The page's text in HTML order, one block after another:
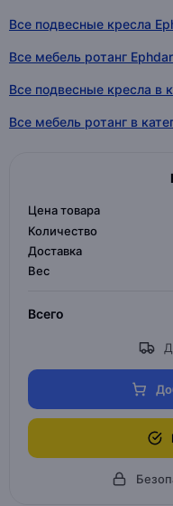
Все подвесные кресла
Все мебель ротанг
Все подвесные кресла в
Все мебель ротанг в
Цена товара
Количество
Доставка
Вес
Всего